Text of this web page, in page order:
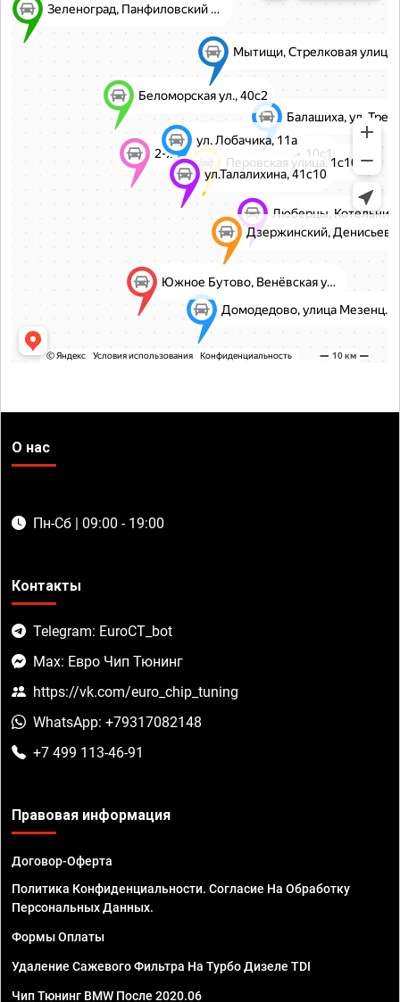
О нас
Пн-Сб | 09:00 - 19:00
Контакты
Telegram: EuroCT_bot
Max: Евро Чип Тюнинг
https://vk.com/euro_chip_tuning
WhatsApp: +79317082148
+7 499 113-46-91
Правовая информация
Договор-Оферта
Политика Конфиденциальности. Согласие На Обработку
Персональных Данных.
Формы Оплаты
Удаление Сажевого Фильтра На Турбо Дизеле TDI
Чип Тюнинг BMW После 2020.06